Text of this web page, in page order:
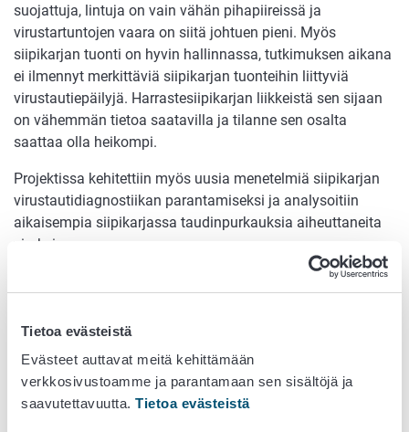
Tietoa evästeistä
Evästeet auttavat meitä kehittämään
verkkosivustoamme ja parantamaan sen sisältöjä ja
saavutettavuutta. Tietoa evästeistä
suojattuja, lintuja on vain vähän pihapiireissä ja
virustartuntojen vaara on siitä johtuen pieni. Myös
siipikarjan tuonti on hyvin hallinnassa, tutkimuksen aikana
ei ilmennyt merkittäviä siipikarjan tuonteihin liittyviä
virustautiepäilyjä. Harrastesiipikarjan liikkeistä sen sijaan
on vähemmän tietoa saatavilla ja tilanne sen osalta
saattaa olla heikompi.
Projektissa kehitettiin myös uusia menetelmiä siipikarjan
virustautidiagnostiikan parantamiseksi ja analysoitiin
aikaisempia siipikarjassa taudinpurkauksia aiheuttaneita
viruksia.
Asiasanat:
luonnonlinnut, virustaudit, siipikarja, tuonti
Hankkeen vastuullinen johtaja: